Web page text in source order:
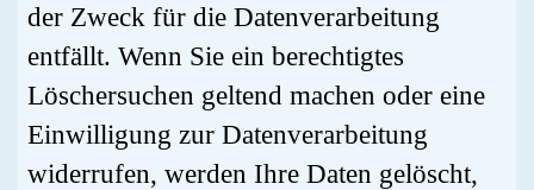
der Zweck für die Datenverarbeitung
entfällt. Wenn Sie ein berechtigtes
Löschersuchen geltend machen oder eine
Einwilligung zur Datenverarbeitung
widerrufen, werden Ihre Daten gelöscht,